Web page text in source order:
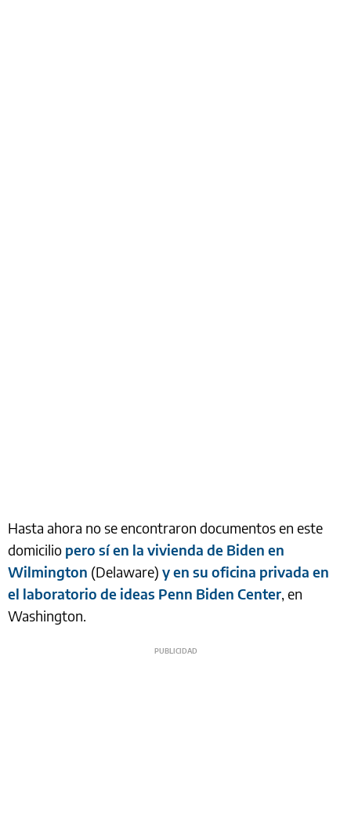
Hasta ahora no se encontraron documentos en este
domicilio pero sí en la vivienda de Biden en
Wilmington (Delaware) y en su oficina privada en
el laboratorio de ideas Penn Biden Center, en
Washington.